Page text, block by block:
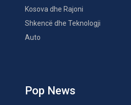
Kosova dhe Rajoni
Shkencë dhe Teknologji
Auto
Pop News